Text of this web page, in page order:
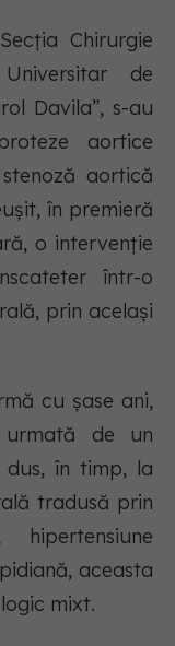
Chirurgie
de
Davila”, s-au
aortice
aortică
în premieră
o intervenție
într-o
prin același
cu șase ani,
de un
în timp, la
tradusă prin
aceasta
mixt.